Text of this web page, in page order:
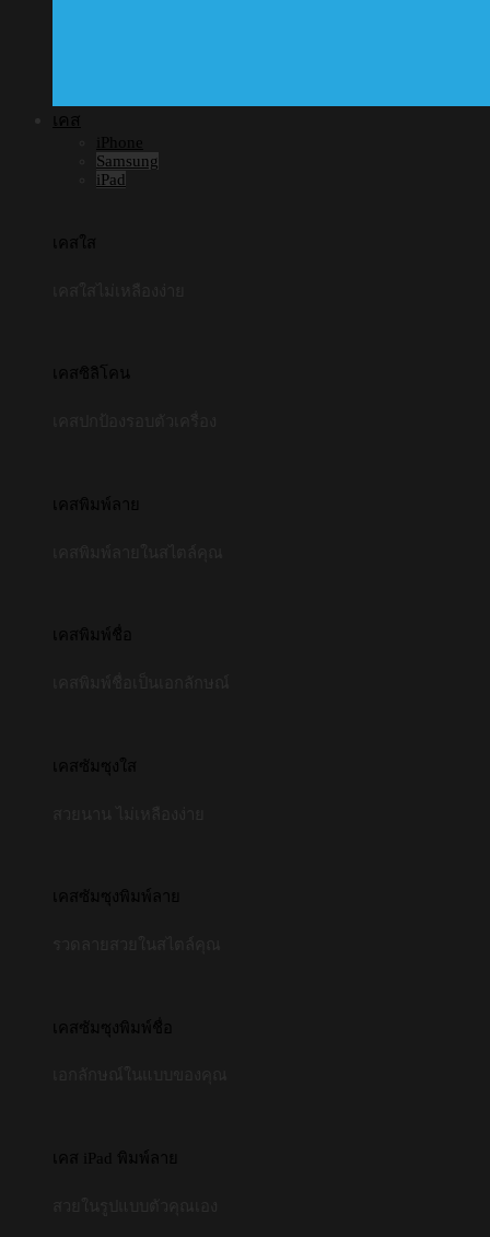
เคส
iPhone
Samsung
iPad
เคสใส
เคสซิลิโคน
เคสพิมพ์ลาย
เคสพิมพ์ชื่อ
เคสซัมซุงใส
เคสซัมซุงพิมพ์ลาย
เคสซัมซุงพิมพ์ชื่อ
เคส iPad พิมพ์ลาย